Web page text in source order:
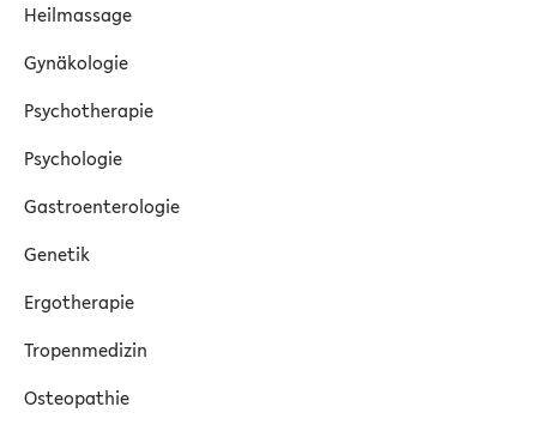
Heilmassage
Gynäkologie
Psychotherapie
Psychologie
Gastroenterologie
Genetik
Ergotherapie
Tropenmedizin
Osteopathie